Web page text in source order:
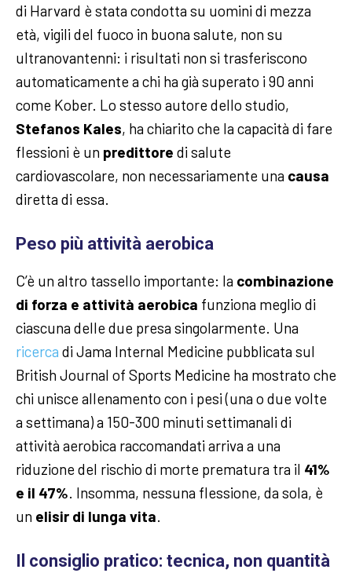
di Harvard è stata condotta su uomini di mezza
età, vigili del fuoco in buona salute, non su
ultranovantenni: i risultati non si trasferiscono
automaticamente a chi ha già superato i 90 anni
come Kober. Lo stesso autore dello studio,
Stefanos Kales, ha chiarito che la capacità di fare
flessioni è un predittore di salute
cardiovascolare, non necessariamente una causa
diretta di essa.
Peso più attività aerobica
C’è un altro tassello importante: la combinazione
di forza e attività aerobica funziona meglio di
ciascuna delle due presa singolarmente. Una
ricerca di Jama Internal Medicine pubblicata sul
British Journal of Sports Medicine ha mostrato che
chi unisce allenamento con i pesi (una o due volte
a settimana) a 150-300 minuti settimanali di
attività aerobica raccomandati arriva a una
riduzione del rischio di morte prematura tra il 41%
e il 47%. Insomma, nessuna flessione, da sola, è
un elisir di lunga vita.
Il consiglio pratico: tecnica, non quantità